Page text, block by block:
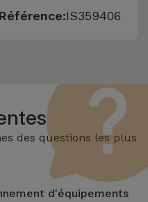
Référence:IS359406
des questions les plus
d'équipements